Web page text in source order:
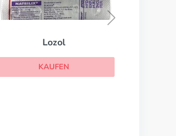
KAUFEN